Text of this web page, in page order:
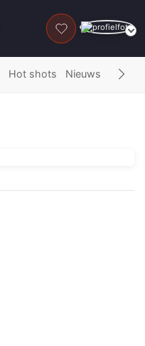
DONEER
Hot shots Nieuws Fails